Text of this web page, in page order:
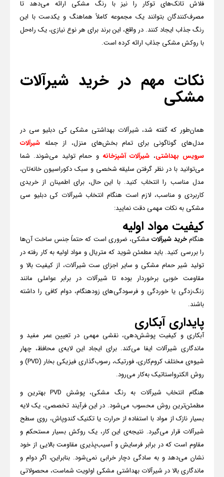
فلاش تانک‌های توکار را نیز با رنگ مشکی ارائه می‌دهد تا
مصرف‌کنندگان بتوانند یک مجموعه کاملاً هماهنگ و یکدست با این
رنگ جذاب ایجاد کنند. در واقع، این برند برای هر نوع نیازی، یک راه‌حل
با روکش مشکی جذاب ارائه کرده است.
نکات مهم در خرید شیرآلات
مشکی
همان‌طور که گفته شد، شیرآلات بهداشتی مشکی کی دبلیو سی در
مدل‌های گوناگونی برای تمام بخش‌های منزل، از جمله شیرآلات
سرویس بهداشتی، شیرآلات آشپزخانه و حمام تولید می‌شوند. شما
می‌توانید با در نظر گرفتن سلیقه شخصی و سبک دکوراسیون خانه‌تان،
مدل مناسب را انتخاب کنید. با این حال، برای اطمینان از خریدی
کاربردی و مناسب، لازم است هنگام انتخاب شیرآلات کی دبلیو سی
مشکی به نکات مهمی دقت نمایید:
کیفیت مواد اولیه
هنگامخرید شیرآلاتمشکی، ضروری است که حتماً جنس ساخت آن‌ها
را بررسی کنید. باید مطمئن شوید که متریال و مواد اولیه به کار رفته در
تولید شیر حمام مشکی و سایر اجزای ست شیرآلات، از کیفیت بالا و
مقاومت خوبی برخوردار بوده تا شیرآلات در برابر عواملی مانند
زنگ‌زدگی یا خوردگی و فرسودگی‌های زودهنگام، دوام کافی را داشته
باشند.
پایداری آبکاری
آبکاری و کیفیت پوشش‌دهی، نقشی مهمی در تعیین عمر مفید و
ماندگاری شیرآلات ایفا می‌کند. برای ایجاد این لایه‌ی محافظ، چهار
شیوه‌ی مختلف کروم‌کاری، فورتیک، رسوب‌گذاری فیزیکی بخار (PVD) و
روش الکترواستاتیک به‌کار می‌رود.
هنگام انتخاب شیرآلات به رنگ مشکی، پوشش PVDبهترین و
مطمئن‌ترین روش محسوب می‌شود. در این فرآیند تخصصی، یک لایه
بسیار نازک از مواد با استفاده از حرارت یا تکنیک کندوپاش، روی سطح
شیرآلات قرار می‌گیرد. نتیجه‌ی این کار، یک روکش بسیار مستحکم و
مقاوم است که در برابر فرسایش و آسیب‌پذیری مقاومت بالایی از خود
نشان می‌دهد و به سادگی دچار خرابی نمی‌شود. بنابراین، اگر دوام و
ماندگاری بالا در شیرآلات بهداشتی مشکی اولویت شماست، محصولاتی